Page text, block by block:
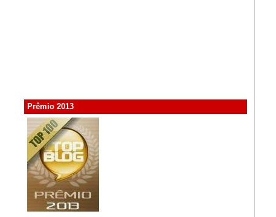
Prêmio 2013